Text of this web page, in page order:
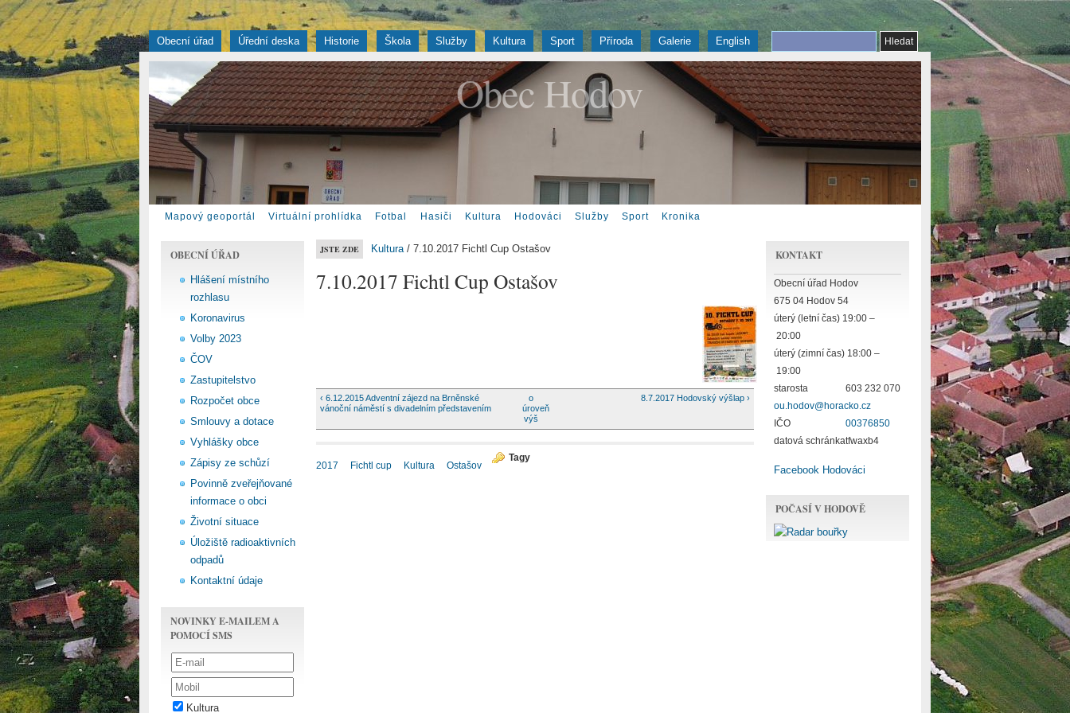
Obecní úřad Úřední deska Historie Škola Služby Kultura Sport Příroda Galerie English
Obec Hodov
Mapový geoportál Virtuální prohlídka Fotbal Hasiči Kultura Hodováci Služby Sport Kronika
OBECNÍ ÚŘAD
Hlášení místního
rozhlasu
Koronavirus
Volby 2023
ČOV
Zastupitelstvo
Rozpočet obce
Smlouvy a dotace
Vyhlášky obce
Zápisy ze schůzí
Povinně zveřejňované
informace o obci
Životní situace
Úložiště radioaktivních
odpadů
Kontaktní údaje
NOVINKY E-MAILEM A
POMOCÍ SMS
Kultura
JSTE ZDE Kultura/ 7.10.2017 Fichtl Cup Ostašov
7.10.2017 Fichtl Cup Ostašov
‹ 6.12.2015 Adventní zájezd na Brněnské
vánoční náměstí s divadelním představením
o
úroveň
výš
8.7.2017 Hodovský výšlap ›
Tagy
2017 Fichtl cup Kultura Ostašov
KONTAKT
Obecní úřad Hodov
675 04 Hodov 54
úterý (letní čas) 19:00 –
20:00
úterý (zimní čas) 18:00 –
19:00
starosta
603 232 070
ou.hodov@horacko.cz
IČO
00376850
datová schránkatfwaxb4
Facebook Hodováci
POČASÍ V HODOVĚ